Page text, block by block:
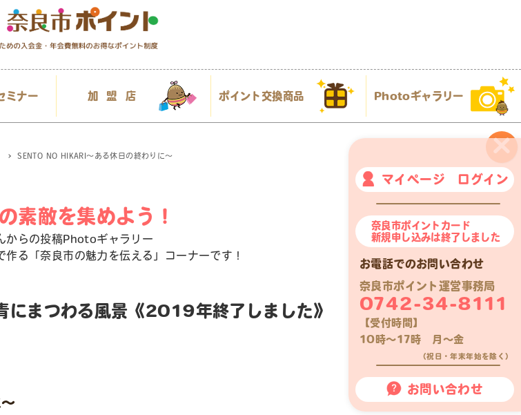
×
マイページ ログイン
奈良市ポイントカード
新規申し込みは終了しました
お電話でのお問い合わせ
奈良市ポイント運営事務局
0742-34-8111
【受付時間】
10時〜17時 月〜金
（祝日・年末年始を除く）
お問い合わせ
ミナー 加盟店 ポイント交換商品 Photoギャラリー
SENTO NO HIKARI〜ある休日の終わりに〜
素敵を集めよう！
からの投稿Photoギャラリー
る「奈良市の魅力を伝える」コーナーです！
にまつわる風景《2019年終了しました》